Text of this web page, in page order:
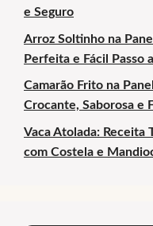
e Seguro
Arroz Soltinho na
Perfeita e Fácil Passo
Camarão Frito na
Crocante, Saborosa e
Vaca Atolada: Receita
com Costela e